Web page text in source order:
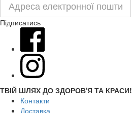
Підписатись
ТВІЙ ШЛЯХ ДО ЗДОРОВ'Я ТА КРАСИ!
Контакти
Доставка